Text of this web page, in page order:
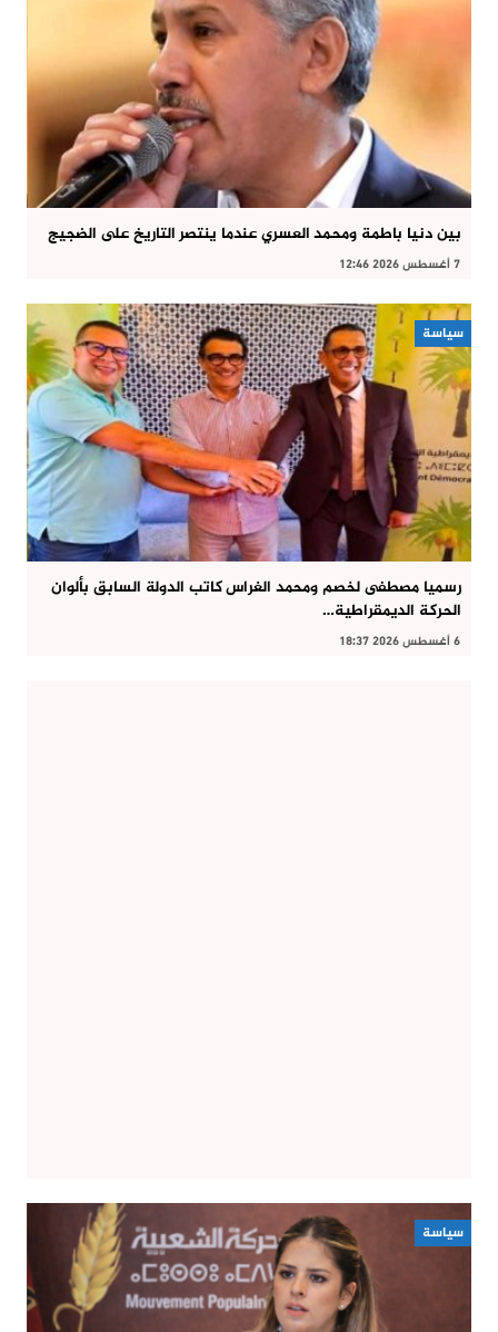
بين دنيا باطمة ومحمد العسري عندما ينتصر التاريخ على الضجيج
7 أغسطس 2026 12:46
سياسة
رسميا مصطفى لخصم ومحمد الغراس كاتب الدولة السابق بألوان
الحركة الديمقراطية…
6 أغسطس 2026 18:37
سياسة